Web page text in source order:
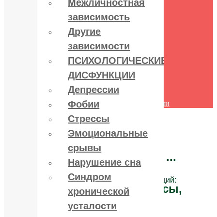
поведения
Межличностная зависимость
ПСИХОЛОГИЧЕСКИЕ
ДИСФУНКЦИИ
Депрессии
Фобии
Эмоциональные срывы
Нарушение сна
Синдром хронической усталости
Другие психологические дисфункции
Лечение зависимостей:
алко, нарко, игро ...
и психологических дисфункций:
депрессии, стрессы,
фобии ...
Межличностная
зависимость
Другие
зависимости
ПСИХОЛОГИЧЕСКИЕ
ДИСФУНКЦИИ
Депрессии
Фобии
Стрессы
Эмоциональные
срывы
Нарушение сна
Синдром
хронической
усталости